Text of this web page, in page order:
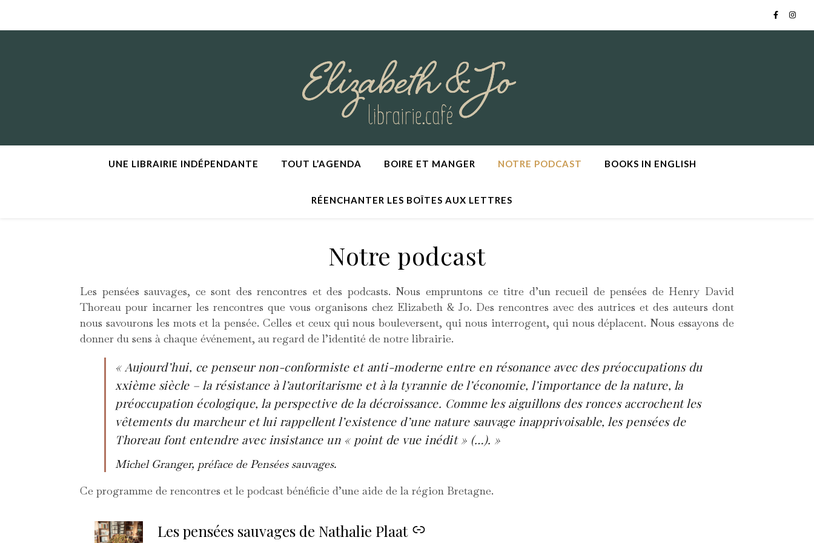
UNE LIBRAIRIE INDÉPENDANTE TOUT L’AGENDA BOIRE ET MANGER NOTRE PODCAST BOOKS IN ENGLISH
RÉENCHANTER LES BOÎTES AUX LETTRES
Notre podcast
Les pensées sauvages, ce sont des rencontres et des podcasts. Nous empruntons ce titre d’un recueil de pensées de Henry David
Thoreau pour incarner les rencontres que vous organisons chez Elizabeth & Jo. Des rencontres avec des autrices et des auteurs dont
nous savourons les mots et la pensée. Celles et ceux qui nous bouleversent, qui nous interrogent, qui nous déplacent. Nous essayons de
donner du sens à chaque événement, au regard de l’identité de notre librairie.
« Aujourd’hui, ce penseur non-conformiste et anti-moderne entre en résonance avec des préoccupations du
xxième siècle – la résistance à l’autoritarisme et à la tyrannie de l’économie, l’importance de la nature, la
préoccupation écologique, la perspective de la décroissance. Comme les aiguillons des ronces accrochent les
vêtements du marcheur et lui rappellent l’existence d’une nature sauvage inapprivoisable, les pensées de
Thoreau font entendre avec insistance un « point de vue inédit » (…). »
Michel Granger, préface de Pensées sauvages.
Ce programme de rencontres et le podcast bénéficie d’une aide de la région Bretagne.
Les pensées sauvages de Nathalie Plaat
–